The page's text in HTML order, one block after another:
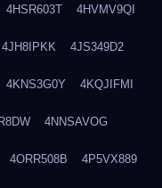
4HSR603T 4HVMV9QI
4JH8IPKK 4JS349D2
4KNS3G0Y 4KQJIFMI
4NNSAVOG
4ORR508B 4P5VX889